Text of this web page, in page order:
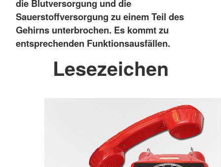
die Blutversorgung und die
Sauerstoffversorgung zu einem Teil des
Gehirns unterbrochen. Es kommt zu
entsprechenden Funktionsausfällen.
Lesezeichen